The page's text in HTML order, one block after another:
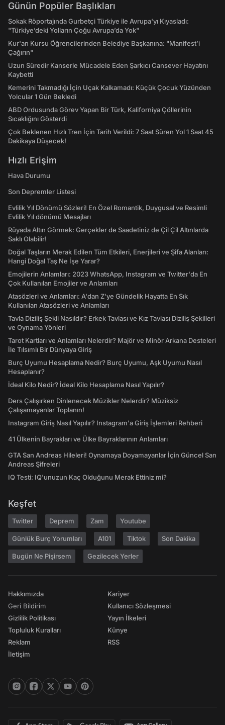
Günün Popüler Başlıkları
Sokak Röportajında Gurbetçi Türkiye ile Avrupa'yı Kıyasladı:
"Türkiye’deki Yolların Çoğu Avrupa’da Yok"
Kur'an Kursu Öğrencilerinden Belediye Başkanına: "Manifest’i
Çağırın"
Uzun Süredir Kanserle Mücadele Eden Şarkıcı Cansever Hayatını
Kaybetti
Kemerini Takmadığı İçin Uçak Kalkamadı: Küçük Çocuk Yüzünden
Yolcular 1 Gün Bekledi
ABD Ordusunda Görev Yapan Bir Türk, Kaliforniya Çöllerinin
Sıcaklığını Gösterdi
Çok Beklenen Hızlı Tren İçin Tarih Verildi: 7 Saat Süren Yol 1 Saat 45
Dakikaya Düşecek!
Hızlı Erişim
Hava Durumu
Son Depremler Listesi
Evlilik Yıl Dönümü Sözleri! En Özel Romantik, Duygusal ve Resimli
Evlilik Yıl dönümü Mesajları
Rüyada Altın Görmek: Gerçekler de Saadetiniz de Çil Çil Altınlarda
Saklı Olabilir!
Doğal Taşların Merak Edilen Tüm Etkileri, Enerjileri ve Şifa Alanları:
Hangi Doğal Taş Ne İşe Yarar?
Emojilerin Anlamları: 2023 WhatsApp, Instagram ve Twitter'da En
Çok Kullanılan Emojiler ve Anlamları
Atasözleri ve Anlamları: A'dan Z'ye Gündelik Hayatta En Sık
Kullanılan Atasözleri ve Anlamları
Tavla Diziliş Şekli Nasıldır? Erkek Tavlası ve Kız Tavlası Diziliş Şekilleri
ve Oynama Yönleri
Tarot Kartları ve Anlamları Nelerdir? Majör ve Minör Arkana Desteleri
İle Tılsımlı Bir Dünyaya Giriş
Burç Uyumu Hesaplama Nedir? Burç Uyumu, Aşk Uyumu Nasıl
Hesaplanır?
İdeal Kilo Nedir? İdeal Kilo Hesaplama Nasıl Yapılır?
Ders Çalışırken Dinlenecek Müzikler Nelerdir? Müziksiz
Çalışamayanlar Toplanın!
Instagram Giriş Nasıl Yapılır? Instagram'a Giriş İşlemleri Rehberi
41 Ülkenin Bayrakları ve Ülke Bayraklarının Anlamları
GTA San Andreas Hileleri! Oynamaya Doyamayanlar İçin Güncel San
Andreas Şifreleri
IQ Testi: IQ'unuzun Kaç Olduğunu Merak Ettiniz mi?
Keşfet
Twitter Deprem Zam Youtube
Günlük Burç Yorumları A101 Tiktok Son Dakika
Bugün Ne Pişirsem Gezilecek Yerler
Hakkımızda
Geri Bildirim
Gizlilik Politikası
Topluluk Kuralları
Reklam
İletişim
Kariyer
Kullanıcı Sözleşmesi
Yayın İlkeleri
Künye
RSS